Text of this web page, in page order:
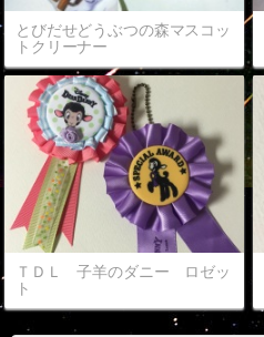
とびだせどうぶつの森マスコッ
トクリーナー
ＴＤＬ 子羊のダニー ロゼッ
ト